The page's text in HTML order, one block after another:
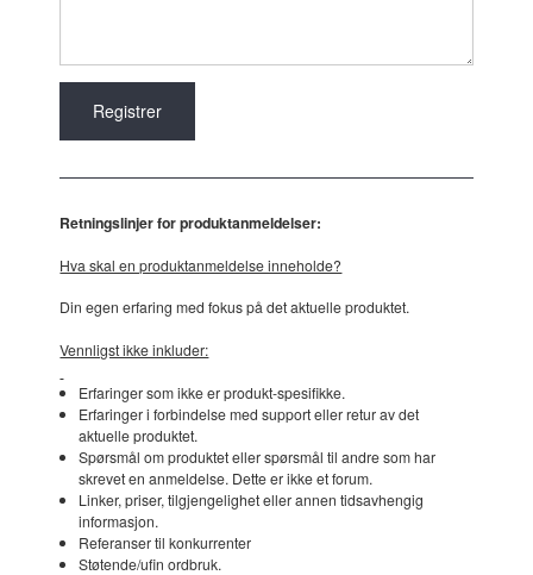
Retningslinjer for produktanmeldelser:
Hva skal en produktanmeldelse inneholde?
Din egen erfaring med fokus på det aktuelle produktet.
Vennligst ikke inkluder:
Erfaringer som ikke er produkt-spesifikke.
Erfaringer i forbindelse med support eller retur av det
aktuelle produktet.
Spørsmål om produktet eller spørsmål til andre som har
skrevet en anmeldelse. Dette er ikke et forum.
Linker, priser, tilgjengelighet eller annen tidsavhengig
informasjon.
Referanser til konkurrenter
Støtende/ufin ordbruk.